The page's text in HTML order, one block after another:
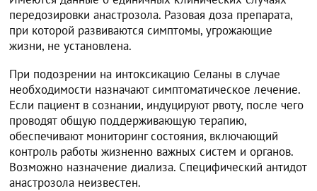
передозировки анастрозола. Разовая доза препарата,
при которой развиваются симптомы, угрожающие
жизни, не установлена.
При подозрении на интоксикацию Селаны в случае
необходимости назначают симптоматическое лечение.
Если пациент в сознании, индуцируют рвоту, после чего
проводят общую поддерживающую терапию,
обеспечивают мониторинг состояния, включающий
контроль работы жизненно важных систем и органов.
Возможно назначение диализа. Специфический антидот
анастрозола неизвестен.